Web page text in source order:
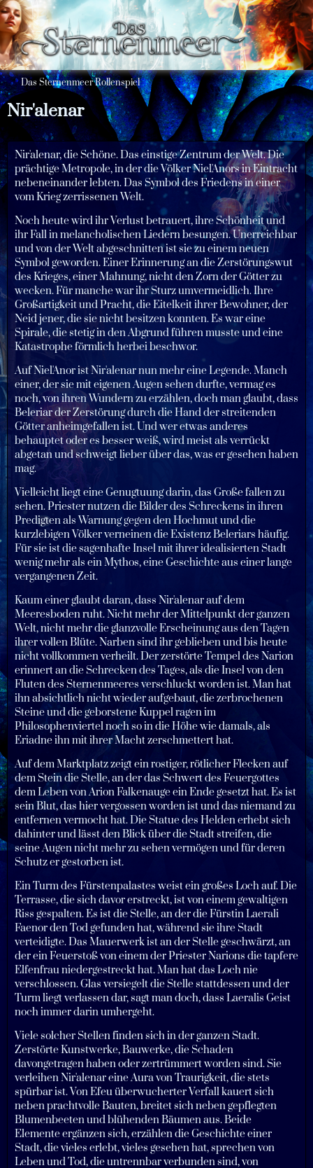
Das Sternenmeer Rollenspiel
Nir'alenar
Nir'alenar, die Schöne. Das einstige Zentrum der Welt. Die
prächtige Metropole, in der die Völker Niel'Anors in Eintracht
nebeneinander lebten. Das Symbol des Friedens in einer
vom Krieg zerrissenen Welt.
Noch heute wird ihr Verlust betrauert, ihre Schönheit und
ihr Fall in melancholischen Liedern besungen. Unerreichbar
und von der Welt abgeschnitten ist sie zu einem neuen
Symbol geworden. Einer Erinnerung an die Zerstörungswut
des Krieges, einer Mahnung, nicht den Zorn der Götter zu
wecken. Für manche war ihr Sturz umvermeidlich. Ihre
Großartigkeit und Pracht, die Eitelkeit ihrer Bewohner, der
Neid jener, die sie nicht besitzen konnten. Es war eine
Spirale, die stetig in den Abgrund führen musste und eine
Katastrophe förmlich herbei beschwor.
Auf Niel'Anor ist Nir'alenar nun mehr eine Legende. Manch
einer, der sie mit eigenen Augen sehen durfte, vermag es
noch, von ihren Wundern zu erzählen, doch man glaubt, dass
Beleriar der Zerstörung durch die Hand der streitenden
Götter anheimgefallen ist. Und wer etwas anderes
behauptet oder es besser weiß, wird meist als verrückt
abgetan und schweigt lieber über das, was er gesehen haben
mag.
Vielleicht liegt eine Genugtuung darin, das Große fallen zu
sehen. Priester nutzen die Bilder des Schreckens in ihren
Predigten als Warnung gegen den Hochmut und die
kurzlebigen Völker verneinen die Existenz Beleriars häufig.
Für sie ist die sagenhafte Insel mit ihrer idealisierten Stadt
wenig mehr als ein Mythos, eine Geschichte aus einer lange
vergangenen Zeit.
Kaum einer glaubt daran, dass Nir'alenar auf dem
Meeresboden ruht. Nicht mehr der Mittelpunkt der ganzen
Welt, nicht mehr die glanzvolle Erscheinung aus den Tagen
ihrer vollen Blüte. Narben sind ihr geblieben und bis heute
nicht vollkommen verheilt. Der zerstörte Tempel des Narion
erinnert an die Schrecken des Tages, als die Insel von den
Fluten des Sternenmeeres verschluckt worden ist. Man hat
ihn absichtlich nicht wieder aufgebaut, die zerbrochenen
Steine und die geborstene Kuppel ragen im
Philosophenviertel noch so in die Höhe wie damals, als
Eriadne ihn mit ihrer Macht zerschmettert hat.
Auf dem Marktplatz zeigt ein rostiger, rötlicher Flecken auf
dem Stein die Stelle, an der das Schwert des Feuergottes
dem Leben von Arion Falkenauge ein Ende gesetzt hat. Es ist
sein Blut, das hier vergossen worden ist und das niemand zu
entfernen vermocht hat. Die Statue des Helden erhebt sich
dahinter und lässt den Blick über die Stadt streifen, die
seine Augen nicht mehr zu sehen vermögen und für deren
Schutz er gestorben ist.
Ein Turm des Fürstenpalastes weist ein großes Loch auf. Die
Terrasse, die sich davor erstreckt, ist von einem gewaltigen
Riss gespalten. Es ist die Stelle, an der die Fürstin Laerali
Faenor den Tod gefunden hat, während sie ihre Stadt
verteidigte. Das Mauerwerk ist an der Stelle geschwärzt, an
der ein Feuerstoß von einem der Priester Narions die tapfere
Elfenfrau niedergestreckt hat. Man hat das Loch nie
verschlossen. Glas versiegelt die Stelle stattdessen und der
Turm liegt verlassen dar, sagt man doch, dass Laeralis Geist
noch immer darin umhergeht.
Viele solcher Stellen finden sich in der ganzen Stadt.
Zerstörte Kunstwerke, Bauwerke, die Schaden
davongetragen haben oder zertrümmert worden sind. Sie
verleihen Nir'alenar eine Aura von Traurigkeit, die stets
spürbar ist. Von Efeu überwucherter Verfall kauert sich
neben prachtvolle Bauten, breitet sich neben gepflegten
Blumenbeeten und blühenden Bäumen aus. Beide
Elemente ergänzen sich, erzählen die Geschichte einer
Stadt, die vieles erlebt, vieles gesehen hat, sprechen von
Leben und Tod, die untrennbar verbunden sind, von